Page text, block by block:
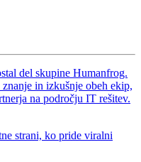
del skupine Humanfrog.
in izkušnje obeh ekip,
na področju IT rešitev.
strani, ko pride viralni